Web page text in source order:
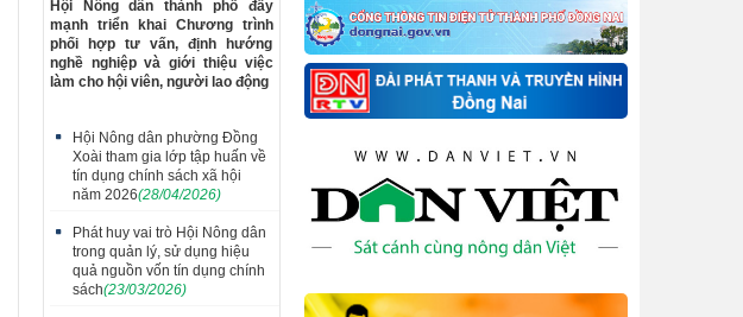
Hội Nông dân thành phố đẩy
mạnh triển khai Chương trình
phối hợp tư vấn, định hướng
nghề nghiệp và giới thiệu việc
làm cho hội viên, người lao động
Hội Nông dân phường Đồng
Xoài tham gia lớp tập huấn về
tín dụng chính sách xã hội
năm 2026(28/04/2026)
Phát huy vai trò Hội Nông dân
trong quản lý, sử dụng hiệu
quả nguồn vốn tín dụng chính
sách(23/03/2026)